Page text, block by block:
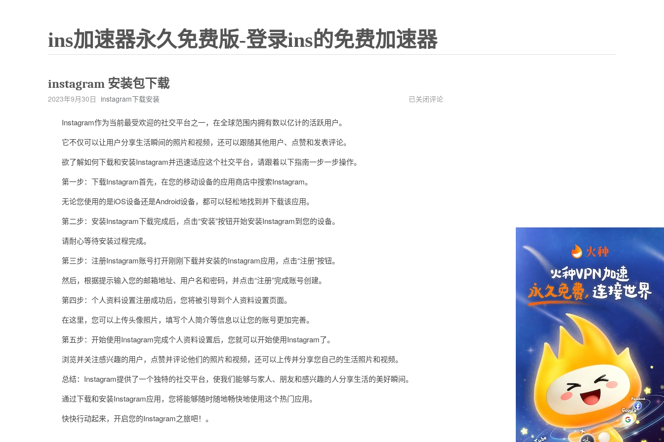
ins加速器永久免费版-登录ins的免费加速器
instagram 安装包下载
2023年9月30日 instagram下载安装
instagram
已关闭评论
Instagram作为当前最受欢迎的社交平台之一，在全球范围内拥有数以亿计的活跃用户。
它不仅可以让用户分享生活瞬间的照片和视频，还可以跟随其他用户、点赞和发表评论。
欲了解如何下载和安装Instagram并迅速适应这个社交平台，请跟着以下指南一步一步操作。
第一步：下载Instagram首先，在您的移动设备的应用商店中搜索Instagram。
无论您使用的是iOS设备还是Android设备，都可以轻松地找到并下载该应用。
第二步：安装Instagram下载完成后，点击“安装”按钮开始安装Instagram到您的设备。
请耐心等待安装过程完成。
第三步：注册Instagram账号打开刚刚下载并安装的Instagram应用，点击“注册”按钮。
然后，根据提示输入您的邮箱地址、用户名和密码，并点击“注册”完成账号创建。
第四步：个人资料设置注册成功后，您将被引导到个人资料设置页面。
在这里，您可以上传头像照片，填写个人简介等信息以让您的账号更加完善。
第五步：开始使用Instagram完成个人资料设置后，您就可以开始使用Instagram了。
浏览并关注感兴趣的用户，点赞并评论他们的照片和视频，还可以上传并分享您自己的生活照片和视频。
总结：Instagram提供了一个独特的社交平台，使我们能够与家人、朋友和感兴趣的人分享生活的美好瞬间。
通过下载和安装Instagram应用，您将能够随时随地畅快地使用这个热门应用。
快快行动起来，开启您的Instagram之旅吧！。